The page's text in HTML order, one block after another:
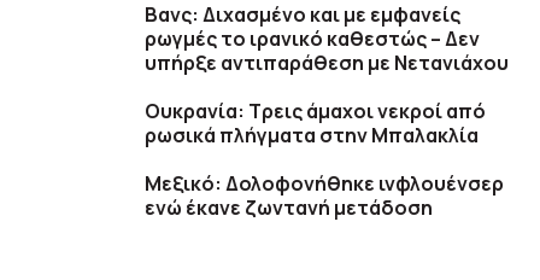
Βανς: Διχασμένο και με εμφανείς
ρωγμές το ιρανικό καθεστώς – Δεν
υπήρξε αντιπαράθεση με Νετανιάχου
Ουκρανία: Τρεις άμαχοι νεκροί από
ρωσικά πλήγματα στην Μπαλακλία
Μεξικό: Δολοφονήθηκε ινφλουένσερ
ενώ έκανε ζωντανή μετάδοση